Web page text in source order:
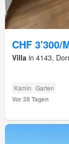
CHF 3'300/
Villa in 4143,
Kamin Garten
Vor 28 Tagen